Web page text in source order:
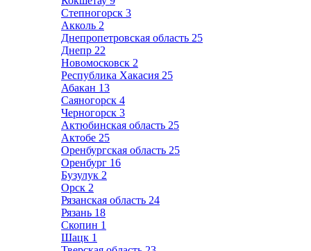
Степногорск 3
Акколь 2
Днепропетровская область 25
Днепр 22
Новомосковск 2
Республика Хакасия 25
Абакан 13
Саяногорск 4
Черногорск 3
Актюбинская область 25
Актобе 25
Оренбургская область 25
Оренбург 16
Бузулук 2
Орск 2
Рязанская область 24
Рязань 18
Скопин 1
Шацк 1